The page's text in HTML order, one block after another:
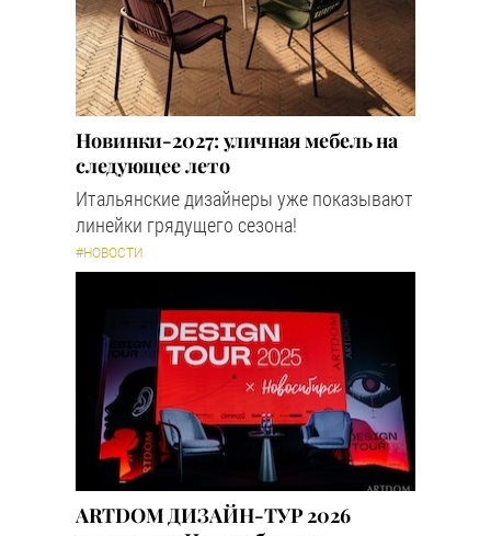
Новинки-2027: уличная мебель на
следующее лето
Итальянские дизайнеры уже показывают
линейки грядущего сезона!
#НОВОСТИ
ARTDOM ДИЗАЙН-ТУР 2026